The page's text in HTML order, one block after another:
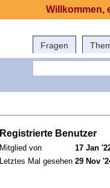
Fragen
Registrierte Benutzer
Mitglied von
17 Jan
Letztes Mal gesehen 29 Nov
Willkommen,